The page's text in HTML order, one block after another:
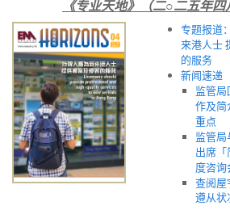
《专业天地》（二○二五年四
专题报道
来港人士
的服务
新闻速递
监管局
作及简
重点
监管
出席「
度咨询
查阅屋
遵从状